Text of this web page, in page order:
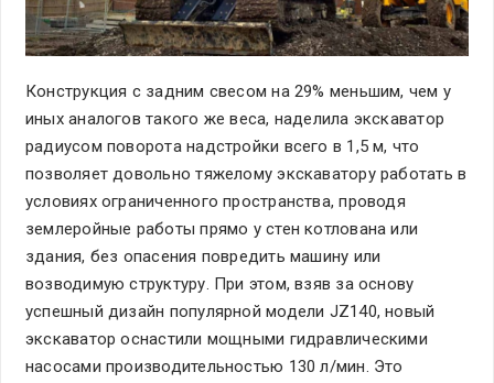
Конструкция с задним свесом на 29% меньшим, чем у
иных аналогов такого же веса, наделила экскаватор
радиусом поворота надстройки всего в 1,5 м, что
позволяет довольно тяжелому экскаватору работать в
условиях ограниченного пространства, проводя
землеройные работы прямо у стен котлована или
здания, без опасения повредить машину или
возводимую структуру. При этом, взяв за основу
успешный дизайн популярной модели JZ140, новый
экскаватор оснастили мощными гидравлическими
насосами производительностью 130 л/мин. Это